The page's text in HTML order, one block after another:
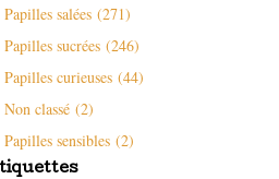
Papilles salées (271)
Papilles sucrées (246)
Papilles curieuses (44)
Non classé (2)
Papilles sensibles (2)